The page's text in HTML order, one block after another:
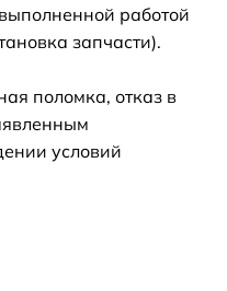
работой
запчасти).
поломка, отказ в
условий